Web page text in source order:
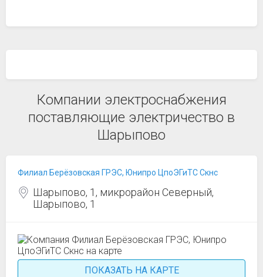
Компании электроснабжения
поставляющие электричество в
Шарыпово
Филиал Берёзовская ГРЭС, Юнипро ЦпоЭГиТС Скнс
Шарыпово, 1, микрорайон Северный,
Шарыпово, 1
ПОКАЗАТЬ НА КАРТЕ